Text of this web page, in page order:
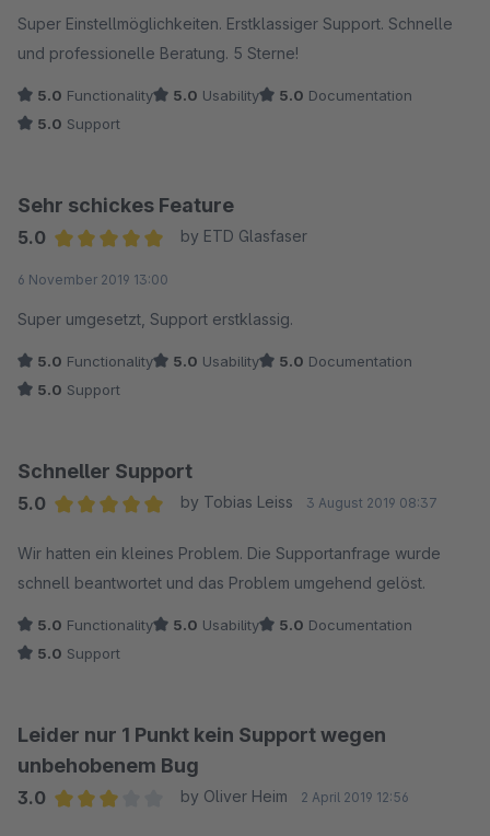
Super Einstellmöglichkeiten. Erstklassiger Support. Schnelle
und professionelle Beratung. 5 Sterne!
5.0 Functionality 5.0 Usability 5.0 Documentation
5.0 Support
Sehr schickes Feature
5.0
by ETD Glasfaser
6 November 2019 13:00
Super umgesetzt, Support erstklassig.
5.0 Functionality 5.0 Usability 5.0 Documentation
5.0 Support
Schneller Support
5.0
by Tobias Leiss 3 August 2019 08:37
Wir hatten ein kleines Problem. Die Supportanfrage wurde
schnell beantwortet und das Problem umgehend gelöst.
5.0 Functionality 5.0 Usability 5.0 Documentation
5.0 Support
Leider nur 1 Punkt kein Support wegen
unbehobenem Bug
3.0
by Oliver Heim 2 April 2019 12:56